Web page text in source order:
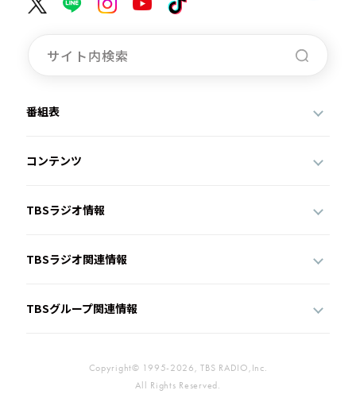
番組表
コンテンツ
TBSラジオ情報
TBSラジオ関連情報
TBSグループ関連情報
Copyright© 1995-2026, TBS RADIO,Inc.
All Rights Reserved.